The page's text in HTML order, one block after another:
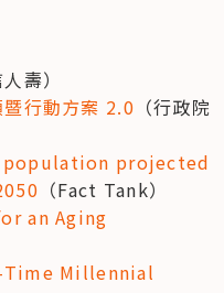
壽）
行動方案 2.0 （行政院
projected
（Fact Tank）
an Aging
Millennial